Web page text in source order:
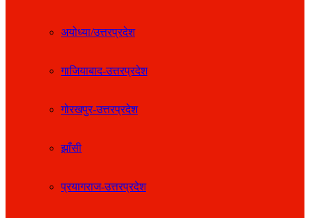
अयोध्या/उत्तरप्रदेश
गाजियाबाद-उत्तरप्रदेश
गोरखपुर-उत्तरप्रदेश
झाँसी
प्रयागराज-उत्तरप्रदेश